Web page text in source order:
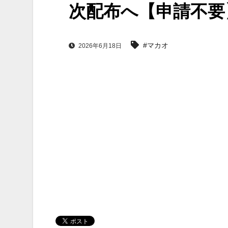
次配布へ【申請不
2026年6月18日 #マカオ